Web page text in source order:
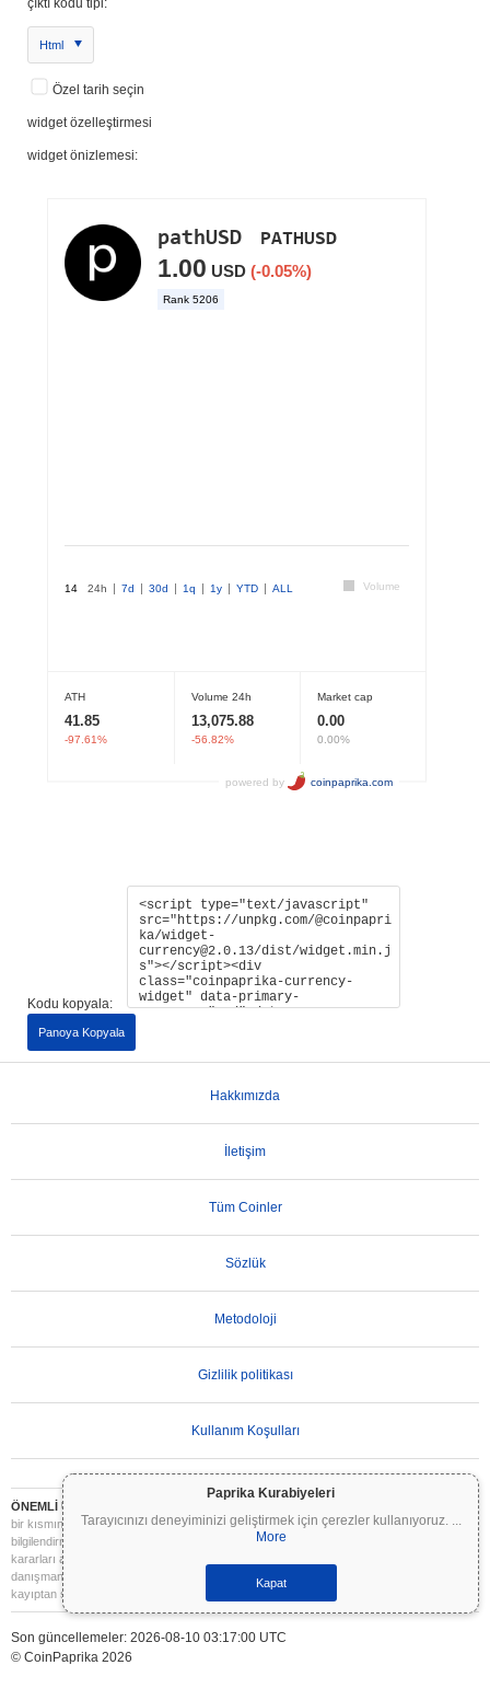
Paprika Kurabiyeleri
Tarayıcınızı deneyiminizi geliştirmek için çerezler kullanıyoruz. ...
More
Kapat
Html
Özel tarih seçin
widget özelleştirmesi
widget önizlemesi:
Kodu kopyala:
Panoya Kopyala
Hakkımızda
İletişim
Tüm Coinler
Sözlük
Metodoloji
Gizlilik politikası
Kullanım Koşulları
ÖNEMLİ UYARI:
bir kısmını veya tamamını kaybedebilirsiniz. Coinpaprika üzerindeki tüm bilgiler yalnızca
bilgilendirme amaçlıdır ve finansal veya yatırım tavsiyesi niteliği taşımaz. Yatırım
kararları almadan önce daima kendi araştırmanızı yapın (DYOR) ve nitelikli bir finansal
danışmana başvurun. Coinpaprika, bu bilgilerin kullanımından kaynaklanan herhangi bir
kayıptan sorumlu değildir.
Son güncellemeler: 2026-08-10 03:17:00 UTC
© CoinPaprika 2026